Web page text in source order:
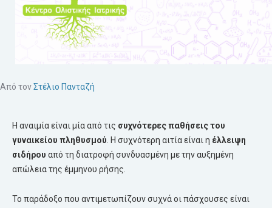
Από τονΣτέλιο Πανταζή
Η αναιμία είναι μία από τις συχνότερεςπαθήσειςτου
γυναικείου πληθυσμού. Η συχνότερη αιτία είναι η έλλειψη
σιδήρου από τη διατροφή συνδυασμένη με την αυξημένη
απώλεια της έμμηνου ρήσης.
Το παράδοξο που αντιμετωπίζουν συχνά οι πάσχουσες είναι